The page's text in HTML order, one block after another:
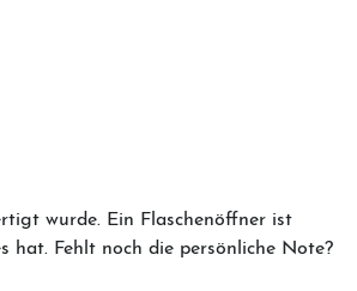
wurde. Ein Flaschenöffner ist
hat. Fehlt noch die persönliche Note?